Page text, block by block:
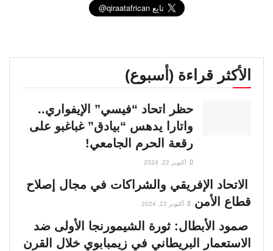
الأكثر قراءة (أسبوع)
حظر اتحاد “فيسي” الإيفواري..
واتارا يدهس “بيادق” غباغبو على
رقعة الحرم الجامعي!
أكتوبر 22, 2024
الاتحاد الإفريقي والشراكات في مجال إصلاح
قطاع الأمن
أكتوبر 22, 2024
صمود الأبطال: ثورة الشيمورنجا الأولى ضد
الاستعمار البريطاني في زيمبابوي خلال القرن